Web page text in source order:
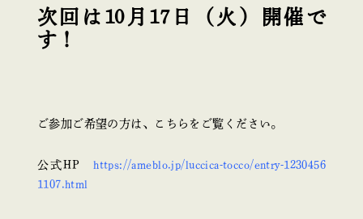
次回は10月17日（火）開催で
す！
ご参加ご希望の方は、こちらをご覧ください。
公式HPhttps://ameblo.jp/luccica-tocco/entry-1230456
1107.html